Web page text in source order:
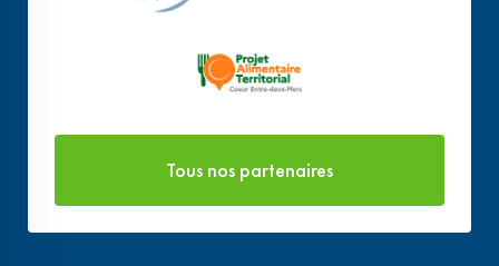
Tous nos partenaires